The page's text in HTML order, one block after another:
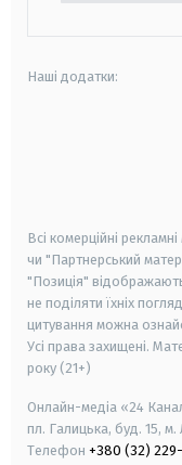
Наші додатки:
Всі комерційні
чи "Партнерський
"Позиція"
не поділяти їхніх
цитування можна
Усі права захищені.
року (21+)
Онлайн-медіа «24
пл. Галицька, буд. 15, м.
Телефон +380 (32)